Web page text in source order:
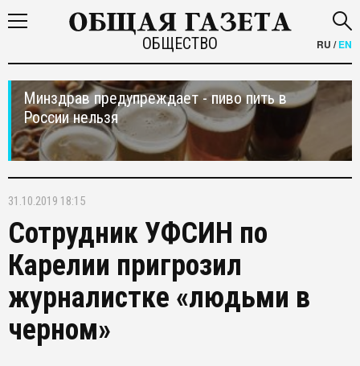
ОБЩЕСТВО RU /EN
Минздрав предупреждает - пиво пить в
России нельзя
31.10.2019 18:15
Сотрудник УФСИН по
Карелии пригрозил
журналистке «людьми в
черном»